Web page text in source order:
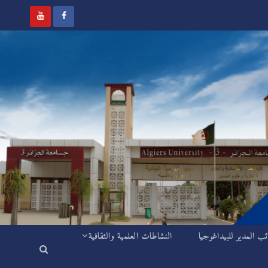
المدير للبيداغوجيا النشاطات العلمية والثقافية